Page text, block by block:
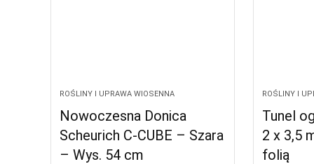
ROŚLINY I UPRAWA WIOSENNA
Nowoczesna Donica
Scheurich C-CUBE – Szara
– Wys. 54 cm
ROŚLINY I
Tunel
2 x 3,5
folią